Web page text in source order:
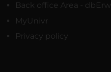
Back office Area - dbErw
MyUnivr
Privacy policy